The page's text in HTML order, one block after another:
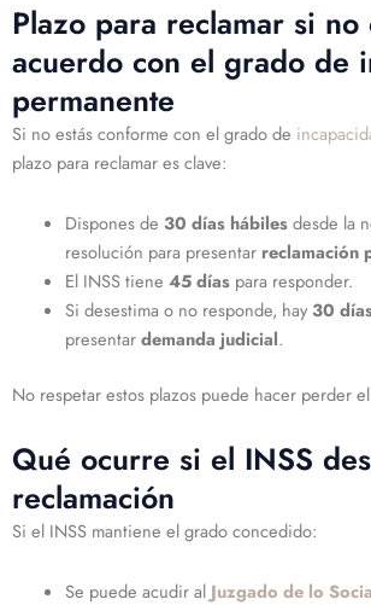
Plazo para reclamar si no
acuerdo con el grado de
permanente
Si no estás conforme con el grado de
plazo para reclamar es clave:
Dispones de 30 días hábilesdesde la
resolución para presentar reclamación
El INSS tiene 45 díaspara responder.
Si desestima o no responde, hay30
presentardemanda judicial.
No respetar estos plazos puede hacer perder
Qué ocurre si el INSS
reclamación
Si el INSS mantiene el grado concedido:
Se puede acudir al Juzgado de lo